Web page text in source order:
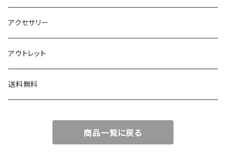
顔パーツ
ボタン
チャーム
アクセサリー
アウトレット
送料無料
商品一覧に戻る